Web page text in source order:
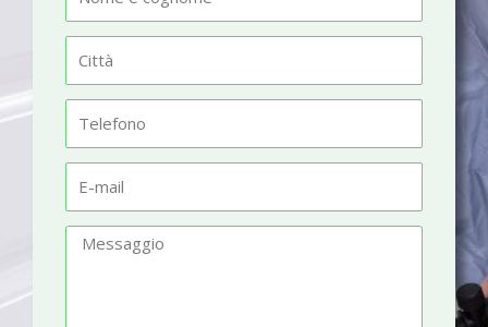
m
t
à
l
fm